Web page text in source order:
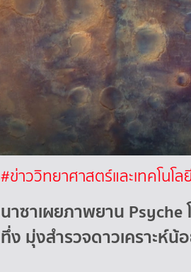
#ข่าววิทยาศาสตร์และเทคโนโล
นาซาเผยภาพยาน Psyche
ทึ่ง มุ่งสำรวจดาวเคราะห์น้